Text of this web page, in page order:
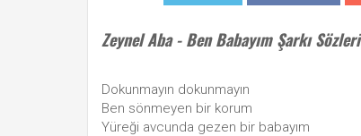
Zeynel Aba - Ben Babayım Şarkı Sözleri
Dokunmayın dokunmayın
Ben sönmeyen bir korum
Yüreği avcunda gezen bir babayım